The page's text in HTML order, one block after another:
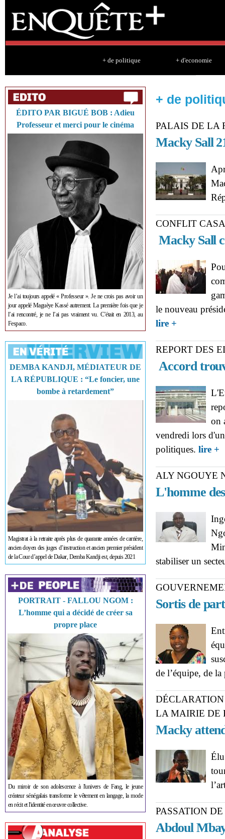
+ de politique + d'economie
ÉDITO PAR BIGUÉ BOB : Adieu
Professeur et merci pour le cinéma
Je l’ai toujours appelé « Professeur ». Je ne crois pas avoir un
jour appelé Maguèye Kassé autrement. La première fois que je
l’ai rencontré, je ne l’ai pas vraiment vu. C’était en 2013, au
Fespaco.
DEMBA KANDJI, MÉDIATEUR DE
LA RÉPUBLIQUE : “Le foncier, une
bombe à retardement”
Magistrat à la retraite après plus de quarante années de carrière,
ancien doyen des juges d’instruction et ancien premier président
de la Cour d’appel de Dakar, Demba Kandji est, depuis 2021
PORTRAIT - FALLOU NGOM :
L’homme qui a décidé de créer sa
propre place
Du miroir de son adolescence à l'univers de Fang, le jeune
créateur sénégalais transforme le vêtement en langage, la mode
en récit et l'identité en œuvre collective.
+ de
PALAIS DE LA
Macky Sall
CONFLIT
Macky Sall
le nouveau
lire +
REPORT DES
Accord
on
vendredi lors
politiques. lire +
ALY NGOUYE
L'homme
stabiliser un
Sortis de
de l’équipe, de
LA MAIRIE DE
Macky
PASSATION
Abdoul